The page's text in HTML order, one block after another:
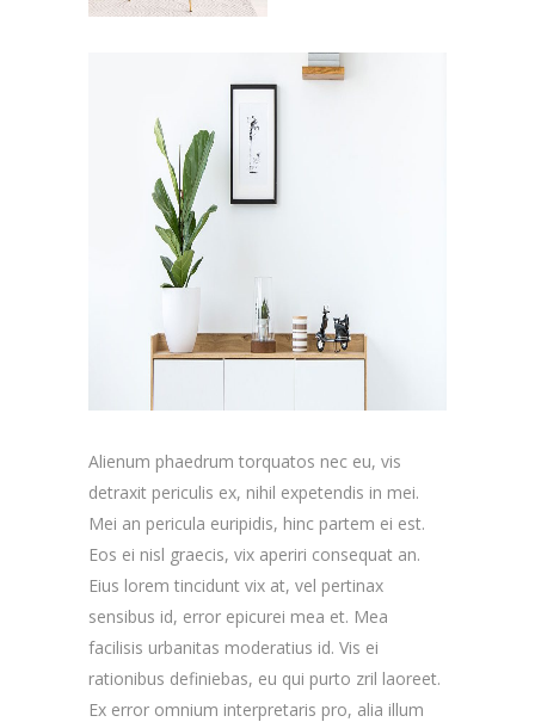
Alienum phaedrum torquatos nec eu, vis
detraxit periculis ex, nihil expetendis in mei.
Mei an pericula euripidis, hinc partem ei est.
Eos ei nisl graecis, vix aperiri consequat an.
Eius lorem tincidunt vix at, vel pertinax
sensibus id, error epicurei mea et. Mea
facilisis urbanitas moderatius id. Vis ei
rationibus definiebas, eu qui purto zril laoreet.
Ex error omnium interpretaris pro, alia illum